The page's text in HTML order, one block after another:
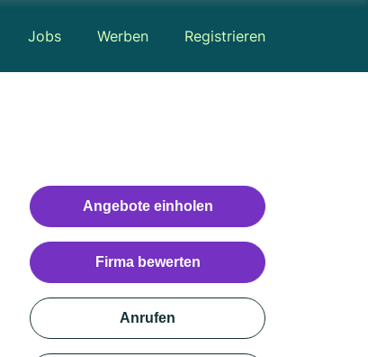
Jobs Werben Registrieren
Angebote einholen
Firma bewerten
Anrufen